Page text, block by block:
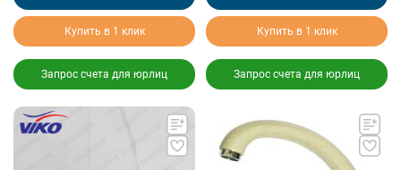
Купить в 1 клик
Запрос счета для юрлиц
Купить в 1 клик
Запрос счета для юрлиц